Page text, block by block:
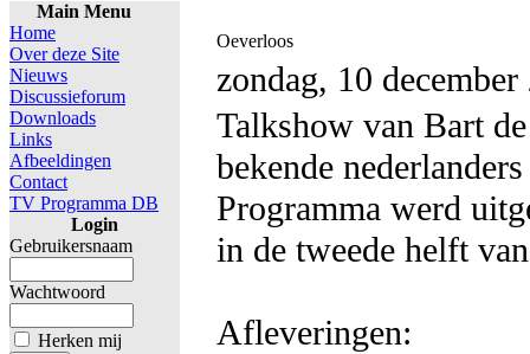
Main Menu
Home
Over deze Site
Nieuws
Discussieforum
Downloads
Links
Afbeeldingen
Contact
TV Programma DB
Login
Gebruikersnaam
Wachtwoord
Herken mij
Oeverloos
zondag, 10 december
Talkshow van Bart
bekende
Programma werd
in de tweede helft
Afleveringen: